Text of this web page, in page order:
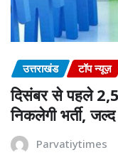
उत्तराखंड टॉप न्यूज़
दिसंबर से पहले
निकलेगी भर्ती,
Parvatiytimes